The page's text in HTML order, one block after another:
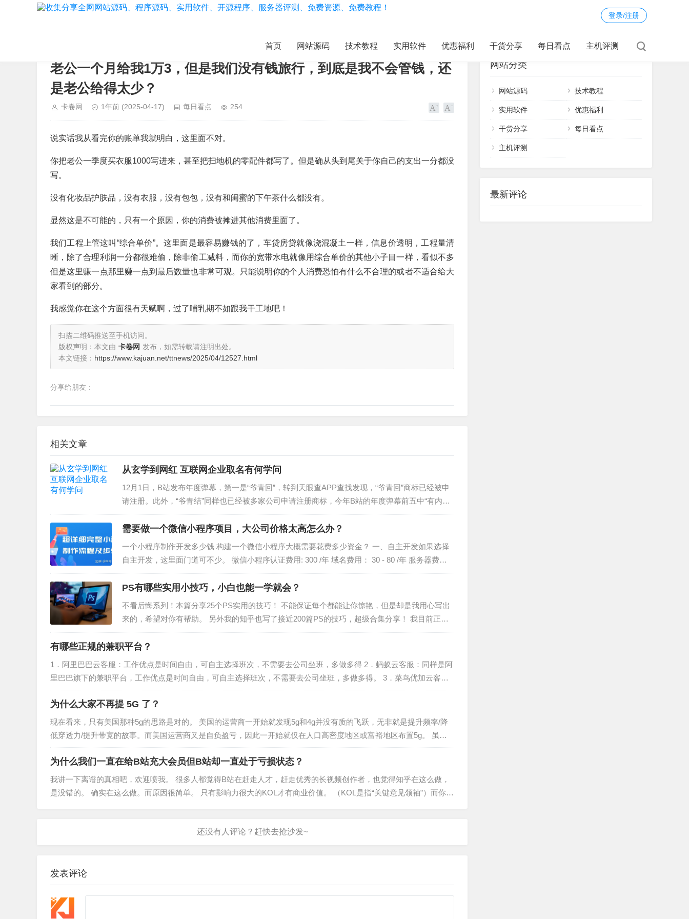
登录/注册
首页 网站源码 技术教程 实用软件 优惠福利 干货分享 每日看点 主机评测
老公一个月给我1万3，但是我们没有钱旅行，到底是我不会管钱，还
是老公给得太少？
卡卷网 1年前 (2025-04-17) 每日看点 254
说实话我从看完你的账单我就明白，这里面不对。
你把老公一季度买衣服1000写进来，甚至把扫地机的零配件都写了。但是确从头到尾关于你自己的支出一分都没
写。
没有化妆品护肤品，没有衣服，没有包包，没有和闺蜜的下午茶什么都没有。
显然这是不可能的，只有一个原因，你的消费被摊进其他消费里面了。
我们工程上管这叫“综合单价”。这里面是最容易赚钱的了，车贷房贷就像浇混凝土一样，信息价透明，工程量清
晰，除了合理利润一分都很难偷，除非偷工减料，而你的宽带水电就像用综合单价的其他小子目一样，看似不多
但是这里赚一点那里赚一点到最后数量也非常可观。只能说明你的个人消费恐怕有什么不合理的或者不适合给大
家看到的部分。
我感觉你在这个方面很有天赋啊，过了哺乳期不如跟我干工地吧！
扫描二维码推送至手机访问。
版权声明：本文由 卡卷网 发布，如需转载请注明出处。
本文链接： https://www.kajuan.net/ttnews/2025/04/12527.html
分享给朋友：
相关文章
从玄学到网红 互联网企业取名有何学问
12月1日，B站发布年度弹幕，第一是“爷青回”，转到天眼查APP查找发现，“爷青回”商标已经被申
请注册。此外，“爷青结”同样也已经被多家公司申请注册商标，今年B站的年度弹幕前五中“有内味
了”商标也有公司申请注册。…
需要做一个微信小程序项目，大公司价格太高怎么办？
一个小程序制作开发多少钱 构建一个微信小程序大概需要花费多少资金？ 一、自主开发如果选择
自主开发，这里面门道可不少。 微信小程序认证费用: 300 /年 域名费用： 30 - 80 /年 服务器费
用： 600 - 3000 /年 这么一…
PS有哪些实用小技巧，小白也能一学就会？
不看后悔系列！本篇分享25个PS实用的技巧！ 不能保证每个都能让你惊艳，但是却是我用心写出
来的，希望对你有帮助。 另外我的知乎也写了接近200篇PS的技巧，超级合集分享！ 我目前正在
带一个PS/Ai的软件训练营，两个多月搞定两大软件的学…
有哪些正规的兼职平台？
1．阿里巴巴云客服：工作优点是时间自由，可自主选择班次，不需要去公司坐班，多做多得 2．蚂蚁云客服：同样是阿
里巴巴旗下的兼职平台，工作优点是时间自由，可自主选择班次，不需要去公司坐班，多做多得。 3．菜鸟优加云客
服：工作优点是时间自由，可自…
为什么大家不再提 5G 了？
现在看来，只有美国那种5g的思路是对的。 美国的运营商一开始就发现5g和4g并没有质的飞跃，无非就是提升频率/降
低穿透力/提升带宽的故事。而美国运营商又是自负盈亏，因此一开始就仅在人口高密度地区或富裕地区布置5g。 虽然
说人家4g也菜，但是…
为什么我们一直在给B站充大会员但B站却一直处于亏损状态？
我讲一下离谱的真相吧，欢迎喷我。 很多人都觉得B站在赶走人才，赶走优秀的长视频创作者，也觉得知乎在这么做，
是没错的。 确实在这么做。而原因很简单。 只有影响力很大的KOL才有商业价值。 （KOL是指“关键意见领袖”）而你说
发表评论
网站分类
网站源码 技术教程
实用软件 优惠福利
干货分享 每日看点
主机评测
最新评论